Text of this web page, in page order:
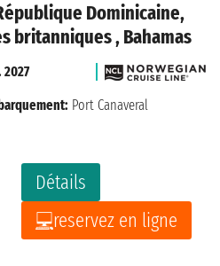
Dominicaine,
britanniques , Bahamas
Détails
reservez en ligne
2027
Port Canaveral